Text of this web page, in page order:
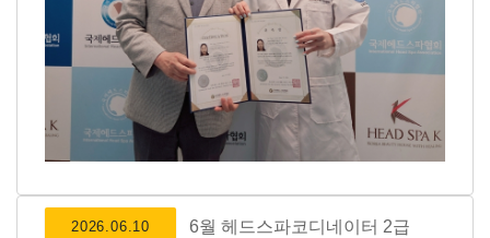
2026.06.10 6월 헤드스파코디네이터 2급